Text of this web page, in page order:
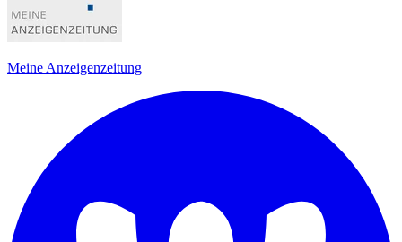
Meine Anzeigenzeitung